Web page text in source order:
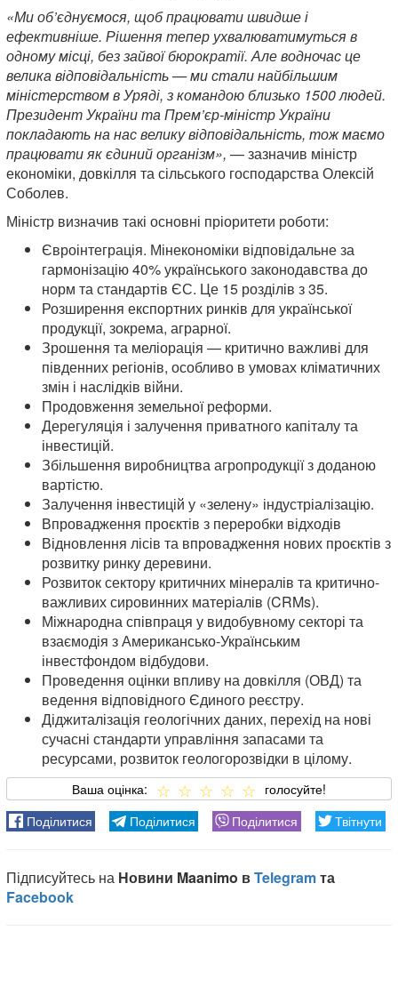
«Ми об’єднуємося, щоб працювати швидше і
ефективніше. Рішення тепер ухвалюватимуться в
одному місці, без зайвої бюрократії. Але водночас це
велика відповідальність — ми стали найбільшим
міністерством в Уряді, з командою близько 1500 людей.
Президент України та Прем’єр-міністр України
покладають на нас велику відповідальність, тож маємо
працювати як єдиний організм», — зазначив міністр
економіки, довкілля та сільського господарства Олексій
Соболев.
Міністр визначив такі основні пріоритети роботи:
Євроінтеграція. Мінекономіки відповідальне за
гармонізацію 40% українського законодавства до
норм та стандартів ЄС. Це 15 розділів з 35.
Розширення експортних ринків для української
продукції, зокрема, аграрної.
Зрошення та меліорація — критично важливі для
південних регіонів, особливо в умовах кліматичних
змін і наслідків війни.
Продовження земельної реформи.
Дерегуляція і залучення приватного капіталу та
інвестицій.
Збільшення виробництва агропродукції з доданою
вартістю.
Залучення інвестицій у «зелену» індустріалізацію.
Впровадження проєктів з переробки відходів
Відновлення лісів та впровадження нових проєктів з
розвитку ринку деревини.
Розвиток сектору критичних мінералів та критично-
важливих сировинних матеріалів (CRMs).
Міжнародна співпраця у видобувному секторі та
взаємодія з Американсько-Українським
інвестфондом відбудови.
Проведення оцінки впливу на довкілля (ОВД) та
ведення відповідного Єдиного реєстру.
Діджиталізація геологічних даних, перехід на нові
сучасні стандарти управління запасами та
ресурсами, розвиток геологорозвідки в цілому.